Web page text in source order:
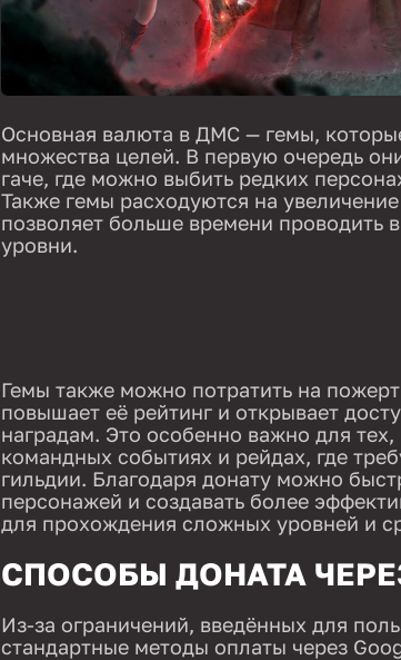
Основная валюта в ДМС — гемы,
множества целей. В первую очередь
гаче, где можно выбить редких
Также гемы расходуются на
позволяет больше времени проводить
уровни.
Гемы также можно потратить на
повышает её рейтинг и открывает
наградам. Это особенно важно для тех,
командных событиях и рейдах, где
гильдии. Благодаря донату можно
персонажей и создавать более
для прохождения сложных уровней и
СПОСОБЫ ДОНАТА
Из-за ограничений, введённых для
стандартные методы оплаты через